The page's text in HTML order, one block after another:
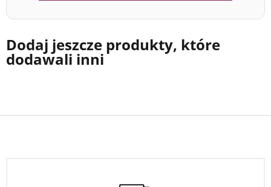
Dodaj jeszcze produkty, które
dodawali inni